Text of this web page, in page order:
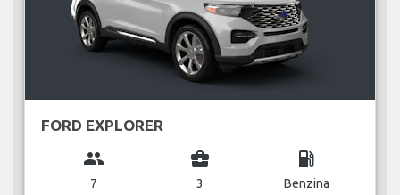
FORD EXPLORER
group
7
business_center
3
local_gas_station
Benzina